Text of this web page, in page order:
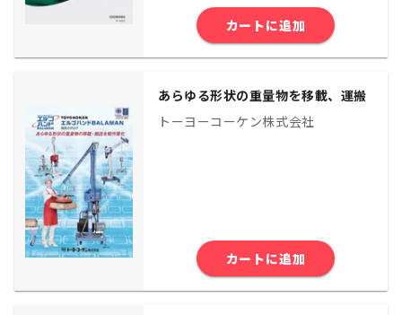
カートに追加
あらゆる形状の重量物を移載、運搬
トーヨーコーケン株式会社
カートに追加